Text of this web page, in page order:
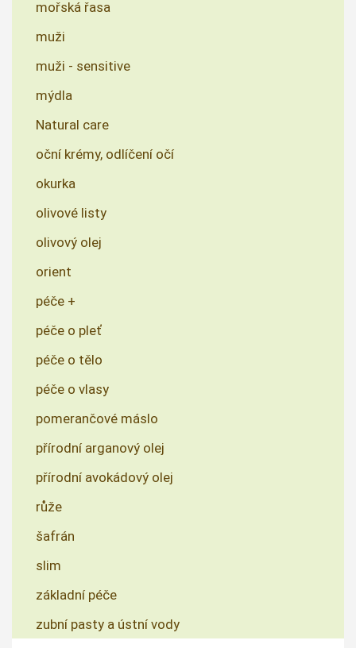
mořská řasa
muži
muži - sensitive
mýdla
Natural care
oční krémy, odlíčení očí
okurka
olivové listy
olivový olej
orient
péče +
péče o pleť
péče o tělo
péče o vlasy
pomerančové máslo
přírodní arganový olej
přírodní avokádový olej
růže
šafrán
slim
základní péče
zubní pasty a ústní vody